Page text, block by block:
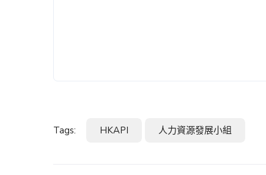
Tags: HKAPI 人力資源發展小組